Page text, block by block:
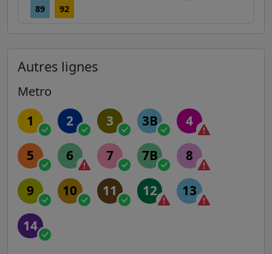
89
92
Autres lignes
Metro
1 2 3 3B 4
5 6 7 7B 8
9 10 11 12 13
14